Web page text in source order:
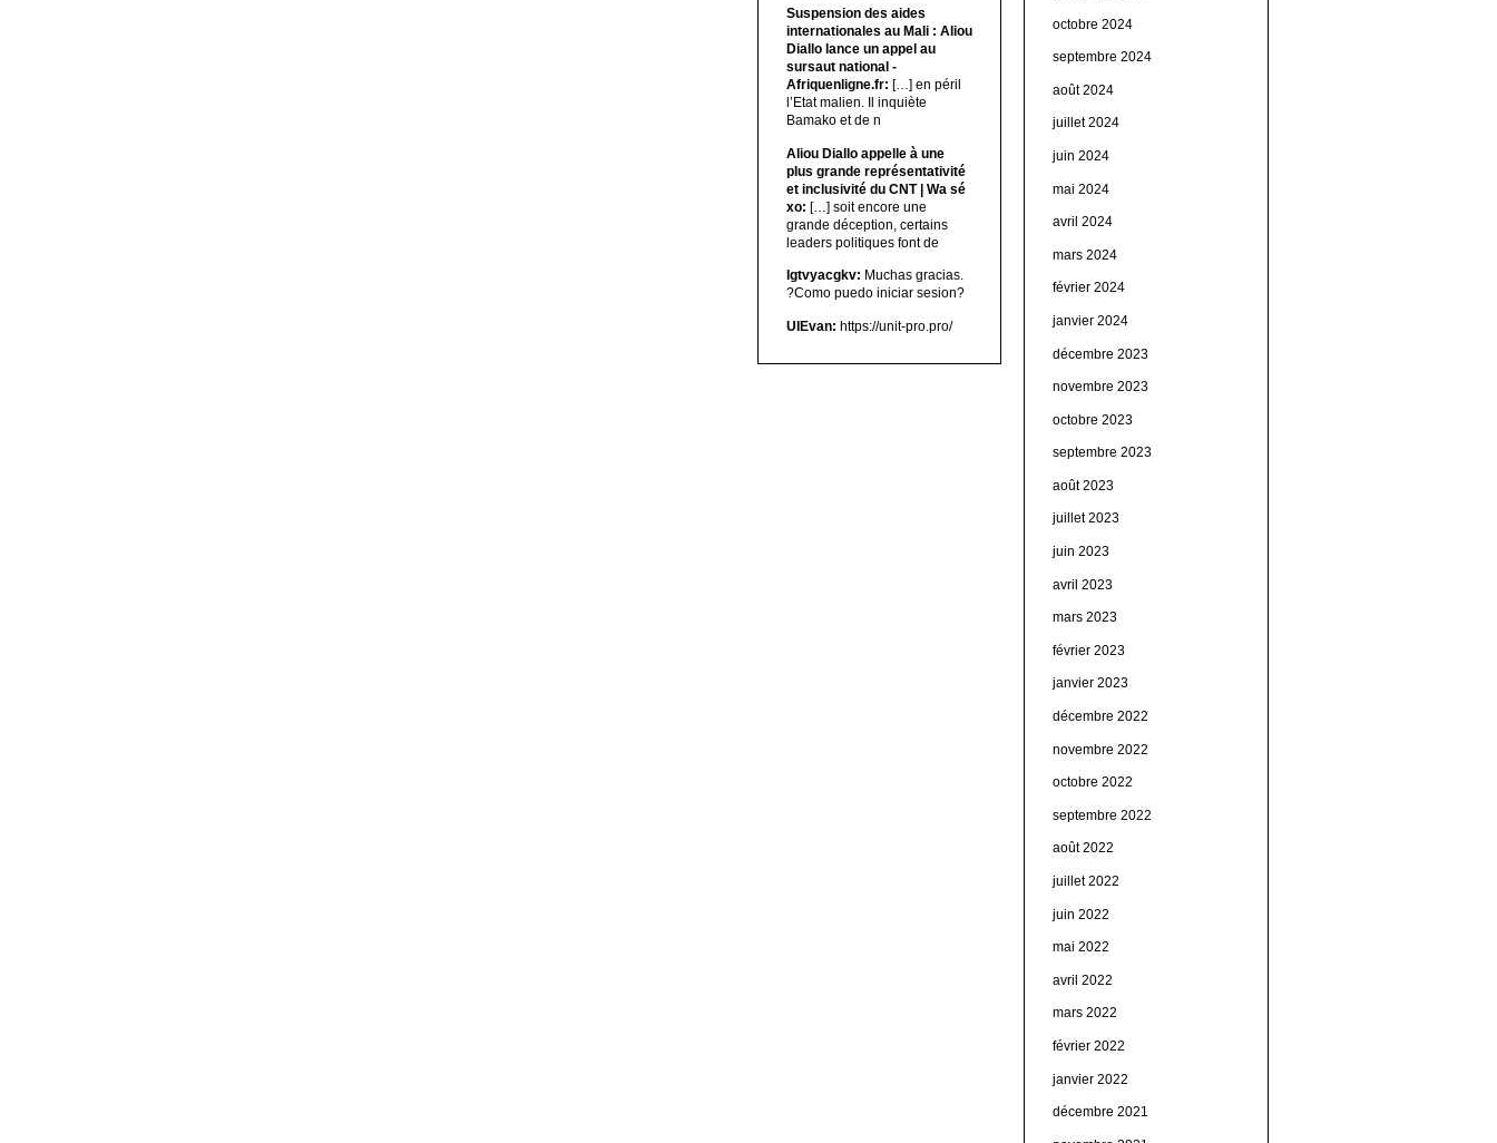
Suspension des aides
internationales au Mali : Aliou
Diallo lance un appel au
sursaut national -
Afriquenligne.fr: […] en péril
l’Etat malien. Il inquiète
Bamako et de n
Aliou Diallo appelle à une
plus grande représentativité
et inclusivité du CNT | Wa sé
xo: […] soit encore une
grande déception, certains
leaders politiques font de
lgtvyacgkv: Muchas gracias.
?Como puedo iniciar sesion?
UIEvan: https://unit-pro.pro/
octobre 2024
septembre 2024
août 2024
juillet 2024
juin 2024
mai 2024
avril 2024
mars 2024
février 2024
janvier 2024
décembre 2023
novembre 2023
octobre 2023
septembre 2023
août 2023
juillet 2023
juin 2023
avril 2023
mars 2023
février 2023
janvier 2023
décembre 2022
novembre 2022
octobre 2022
septembre 2022
août 2022
juillet 2022
juin 2022
mai 2022
avril 2022
mars 2022
février 2022
janvier 2022
décembre 2021